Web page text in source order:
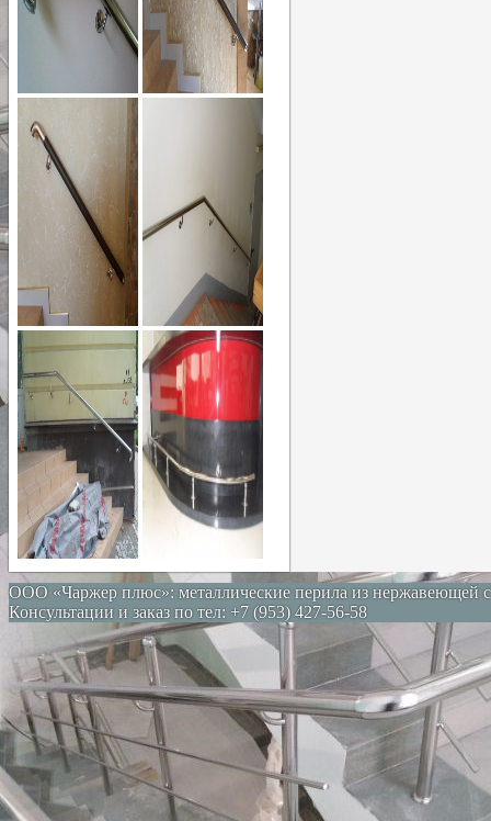
ООО «Чаржер плюс»: металлические перила из нержавеющей
Консультации и заказ по тел: +7 (953) 427-56-58